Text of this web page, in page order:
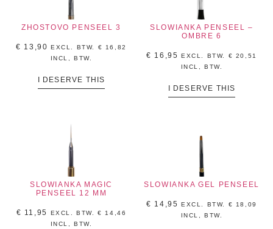
ZHOSTOVO PENSEEL 3
€ 13,90 EXCL. BTW. € 16,82
INCL, BTW.
I DESERVE THIS
SLOWIANKA PENSEEL –
OMBRE 6
€ 16,95 EXCL. BTW. € 20,51
INCL, BTW.
I DESERVE THIS
SLOWIANKA MAGIC
PENSEEL 12 MM
€ 11,95 EXCL. BTW.€ 14,46
INCL, BTW.
SLOWIANKA GEL PENSEEL
€ 14,95 EXCL. BTW. € 18,09
INCL, BTW.